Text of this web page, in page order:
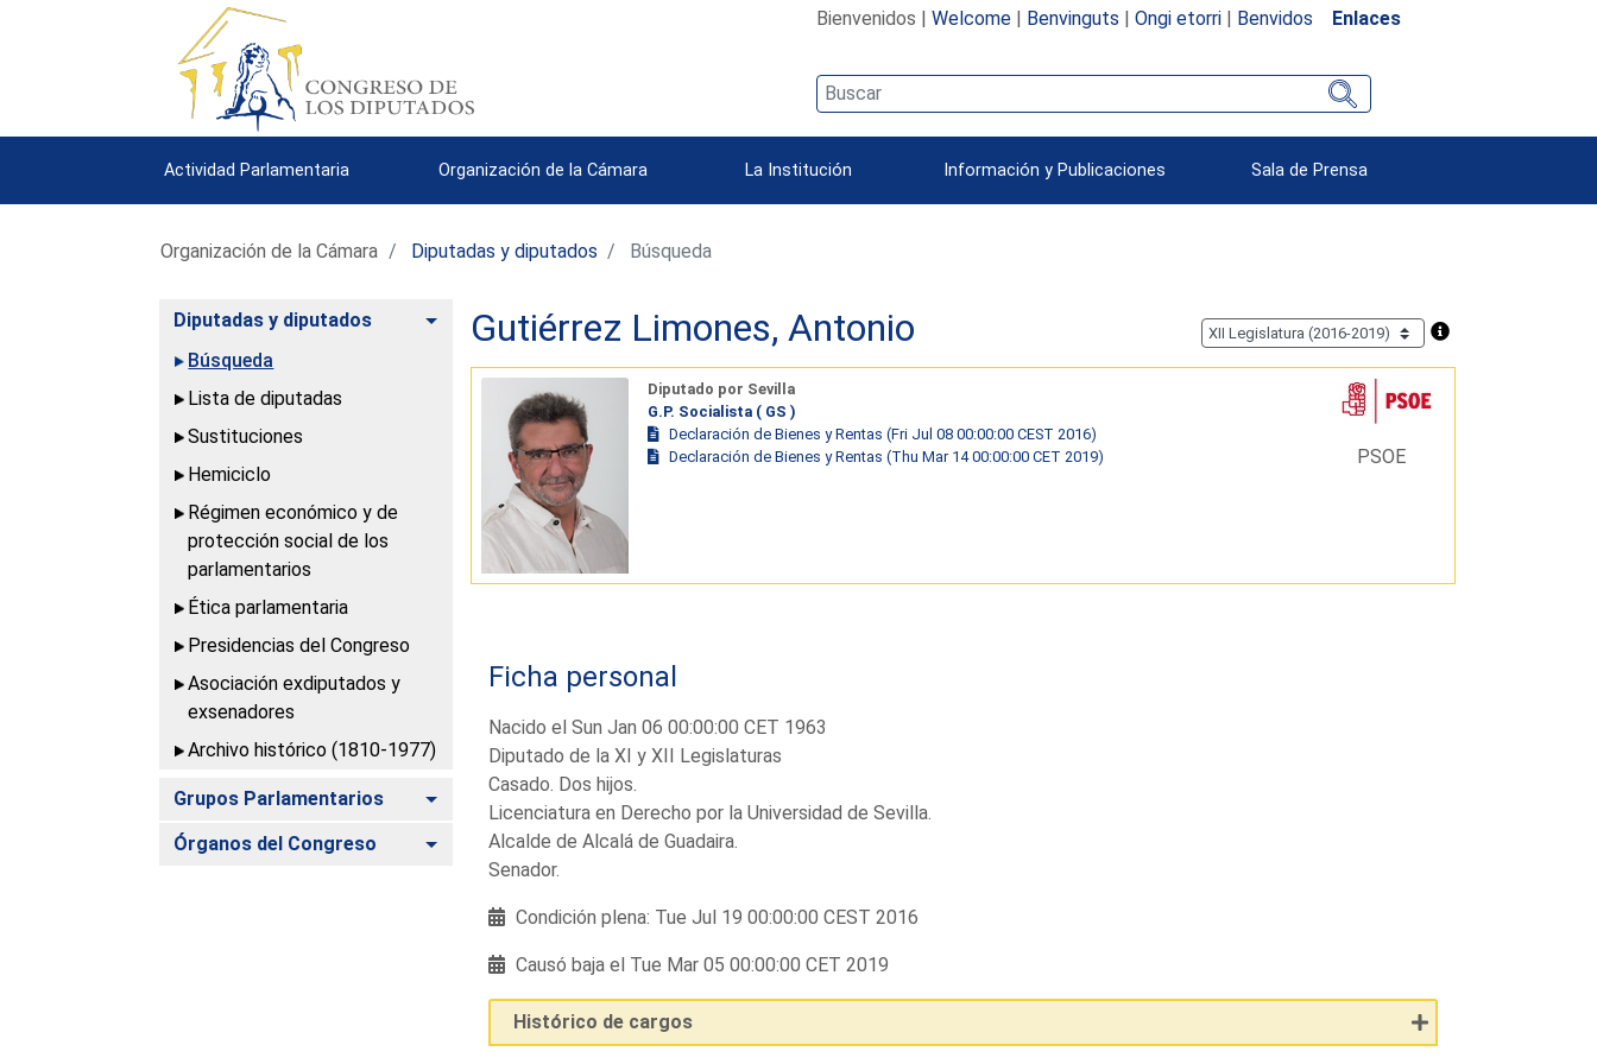
Bienvenidos | Welcome| Benvinguts | Ongi etorri| Benvidos Enlaces
Actividad Parlamentaria Organización de la Cámara La Institución Información y Publicaciones Sala de Prensa
Organización de la Cámara Diputadas y diputados Búsqueda
Diputadas y diputados
Alternar
Búsqueda
Lista de diputadas
Sustituciones
Hemiciclo
Régimen económico y de
protección social de los
parlamentarios
Ética parlamentaria
Presidencias del Congreso
Asociación exdiputados y
exsenadores
Archivo histórico (1810-1977)
Grupos Parlamentarios Alternar
Órganos del Congreso Alternar
Gutiérrez Limones, Antonio
Diputado por Sevilla
G.P. Socialista ( GS )
Declaración de Bienes y Rentas (Fri Jul 08 00:00:00 CEST 2016)
Declaración de Bienes y Rentas (Thu Mar 14 00:00:00 CET 2019)
PSOE
Ficha personal
Nacido el Sun Jan 06 00:00:00 CET 1963
Diputado de la XI y XII Legislaturas
Casado. Dos hijos.
Licenciatura en Derecho por la Universidad de Sevilla.
Alcalde de Alcalá de Guadaira.
Senador.
Condición plena: Tue Jul 19 00:00:00 CEST 2016
Causó baja el Tue Mar 05 00:00:00 CET 2019
Histórico de cargos